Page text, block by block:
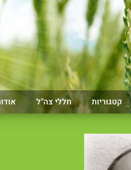
קטגוריות חללי צה"ל